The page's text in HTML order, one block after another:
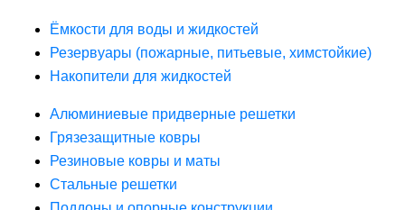
Ёмкости для воды и жидкостей
Резервуары (пожарные, питьевые, химстойкие)
Накопители для жидкостей
Алюминиевые придверные решетки
Грязезащитные ковры
Резиновые ковры и маты
Стальные решетки